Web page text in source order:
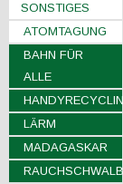
SONSTIGES
ATOMTAGUNG
BAHN FÜR
ALLE
LÄRM
MADAGASKAR